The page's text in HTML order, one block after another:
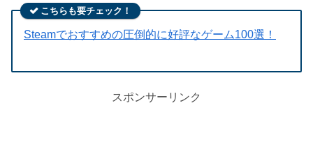
こちらも要チェック！
Steamでおすすめの圧倒的に好評なゲーム100選！
スポンサーリンク